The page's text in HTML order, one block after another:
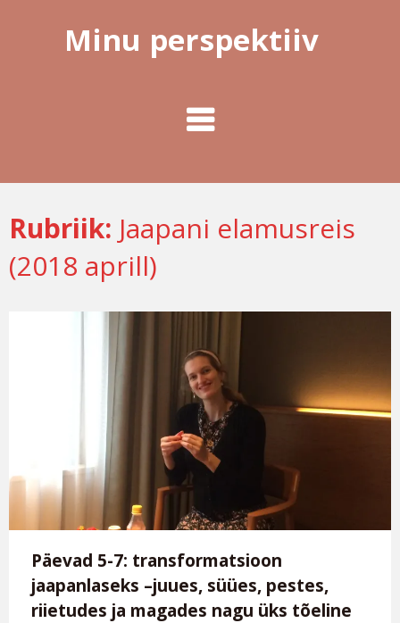
Minu perspektiiv
Rubriik: Jaapani elamusreis
(2018 aprill)
Päevad 5-7: transformatsioon
jaapanlaseks –juues, süües, pestes,
riietudes ja magades nagu üks tõeline